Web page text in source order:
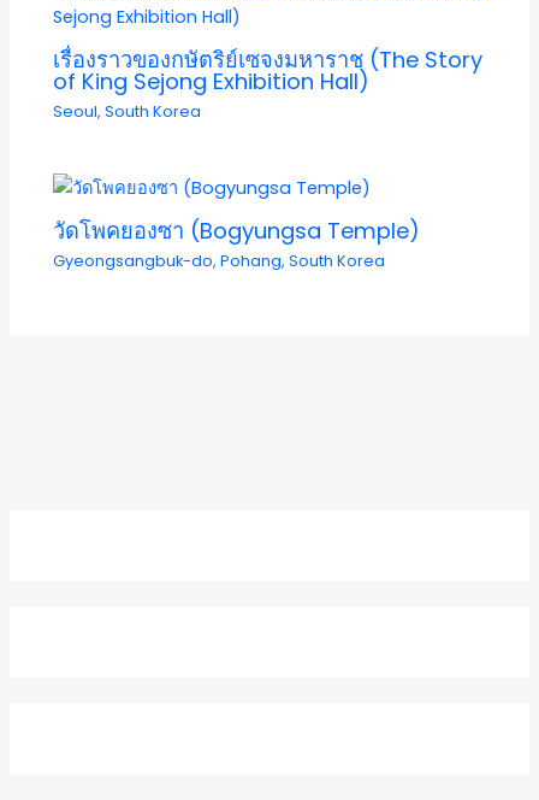
เรื่องราวของกษัตริย์เซจงมหาราช (The Story
of King Sejong Exhibition Hall)
Seoul,South Korea
วัดโพคยองซา (Bogyungsa Temple)
Gyeongsangbuk-do,Pohang,South Korea